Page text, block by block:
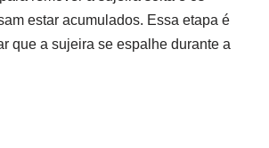
estar acumulados. Essa etapa é
que a sujeira se espalhe durante a